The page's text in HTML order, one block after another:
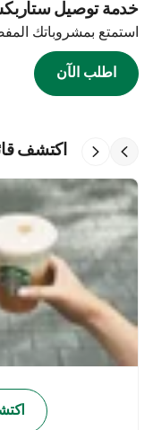
خدمة توصيل
استمتع بمشروباتك
اطلب الآن
اكتشف